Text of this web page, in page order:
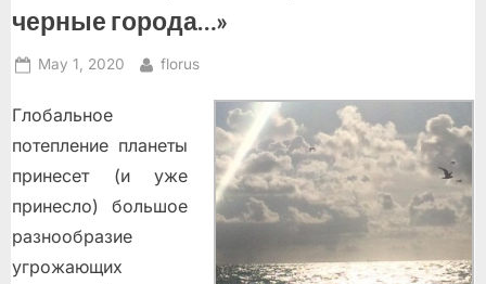
черные города…»
Posted
May 1, 2020 By
florus
Глобальное
потепление планеты
принесет (и уже
принесло) большое
разнообразие
угрожающих